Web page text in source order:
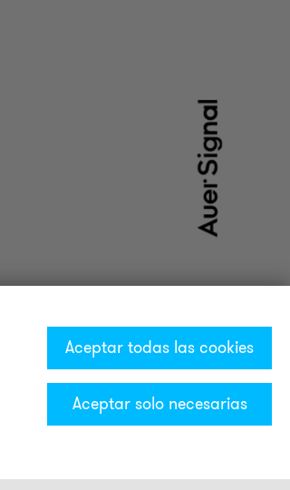
Aceptar todas las cookies
Aceptar solo necesarias